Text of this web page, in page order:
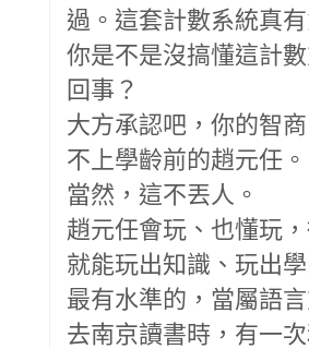
過。這套計數系統真有
你是不是沒搞懂這計
回事？
大方承認吧，你的智
不上學齡前的趙元任。
當然，這不丟人。
趙元任會玩、也懂玩
就能玩出知識、玩出
最有水準的，當屬語言
去南京讀書時，有一